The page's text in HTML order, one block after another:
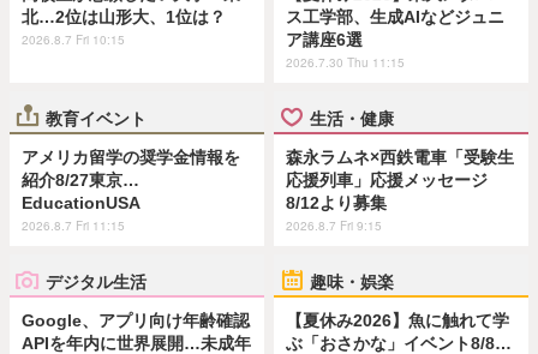
北…2位は山形大、1位は？
2026.8.7 Fri 10:15
ス工学部、生成AIなどジュニ
ア講座6選
2026.7.30 Thu 11:15
教育イベント
アメリカ留学の奨学金情報を
紹介8/27東京…
EducationUSA
2026.8.7 Fri 11:15
生活・健康
森永ラムネ×西鉄電車「受験生
応援列車」応援メッセージ
8/12より募集
2026.8.7 Fri 9:15
デジタル生活
Google、アプリ向け年齢確認
APIを年内に世界展開…未成年
趣味・娯楽
【夏休み2026】魚に触れて学
ぶ「おさかな」イベント8/8…